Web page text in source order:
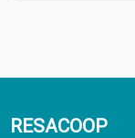
RESACOOP